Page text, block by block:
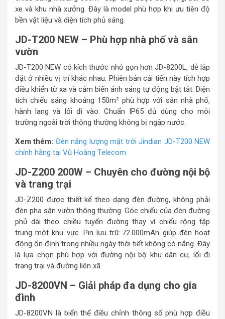
xe và khu nhà xưởng. Đây là model phù hợp khi ưu tiên độ
bền vật liệu và diện tích phủ sáng.
JD-T200 NEW – Phù hợp nhà phố và sân
vườn
JD-T200 NEW có kích thước nhỏ gọn hơn JD-8200L, dễ lắp
đặt ở nhiều vị trí khác nhau. Phiên bản cải tiến này tích hợp
điều khiển từ xa và cảm biến ánh sáng tự động bật tắt. Diện
tích chiếu sáng khoảng 150m² phù hợp với sân nhà phố,
hành lang và lối đi vào. Chuẩn IP65 đủ dùng cho môi
trường ngoài trời thông thường không bị ngập nước.
Xem thêm: Đèn năng lượng mặt trời Jindian JD-T200 NEW
chính hãng tại Vũ Hoàng Telecom
JD-Z200 200W – Chuyên cho đường nội bộ
và trang trại
JD-Z200 được thiết kế theo dạng đèn đường, không phải
đèn pha sân vườn thông thường. Góc chiếu của đèn đường
phủ dài theo chiều tuyến đường thay vì chiếu rộng tập
trung một khu vực. Pin lưu trữ 72.000mAh giúp đèn hoạt
động ổn định trong nhiều ngày thời tiết không có nắng. Đây
là lựa chọn phù hợp với đường nội bộ khu dân cư, lối đi
trang trại và đường liên xã.
JD-8200VN – Giải pháp đa dụng cho gia
đình
JD-8200VN là biến thể điều chỉnh thông số phù hợp điều